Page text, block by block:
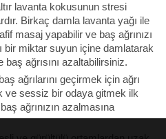
lavanta kokusunun stresi
Birkaç damla lavanta yağı ile
masaj yapabilir ve baş ağrınızı
bir miktar suyun içine damlatarak
ağrısını azaltabilirsiniz.
ağrılarını geçirmek için ağrı
ve sessiz bir odaya gitmek ilk
ağrınızın azalmasına